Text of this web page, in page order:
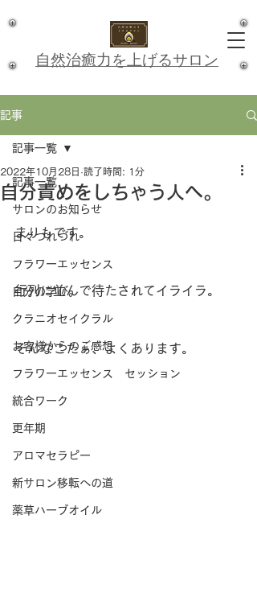
​自然治癒力を上げるサロン
記事
記事一覧
サロンのお知らせ
日々つれづれ
フラワーエッセンス
自分の学び。
クラニオセイクラル
お客様からのご感想
フラワーエッセンス セッション
統合ワーク
更年期
アロマセラピー
新サロン移転への道
薬草ハーブオイル
記事一覧
自分責めをしちゃう人へ。
2022年10月28日 読了時間: 1分
まりもです。
行列に並んで待たされてイライラ。
そんなこたぁ、よくあります。